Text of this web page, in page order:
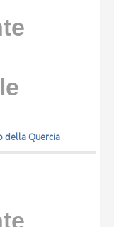
della Quercia